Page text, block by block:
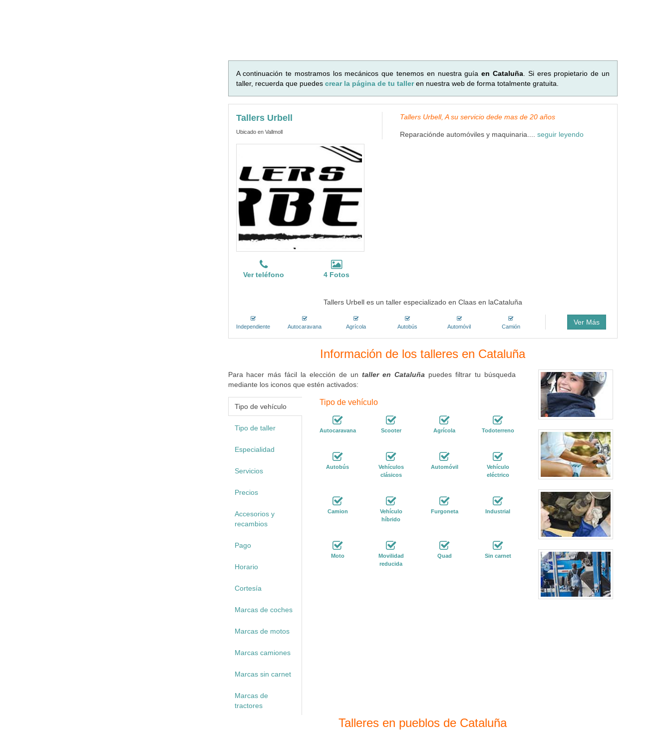
A continuación te mostramos los mecánicos que tenemos en nuestra guíaen Cataluña . Si eres propietario de un
taller, recuerda que puedes crear la página de tu talleren nuestra web de forma totalmente gratuita.
Tallers Urbell
Ubicado en Vallmoll
Ver teléfono 4 Fotos
Tallers Urbell, A su servicio dede mas de 20 años
Reparaciónde automóviles y maquinaria.... seguir leyendo
Tallers Urbell es un taller especializado en Claas en laCataluña
Independiente Autocaravana Agrícola Autobús Automóvil Camión
Ver Más
Información de los talleres en Cataluña
Para hacer más fácil la elección de untaller en Cataluña puedes filtrar tu búsqueda
mediante los iconos que estén activados:
Tipo de vehículo
Tipo de taller
Especialidad
Servicios
Precios
Accesorios y
recambios
Pago
Horario
Cortesía
Marcas de coches
Marcas de motos
Marcas camiones
Marcas sin carnet
Marcas de
tractores
Tipo de vehículo
Autocaravana Scooter Agrícola Todoterreno
Autobús
Vehículos
clásicos
Automóvil
Vehículo
eléctrico
Camion
Vehículo
híbrido
Furgoneta Industrial
Moto
Movilidad
reducida
Quad Sin carnet
Talleres en pueblos de Cataluña